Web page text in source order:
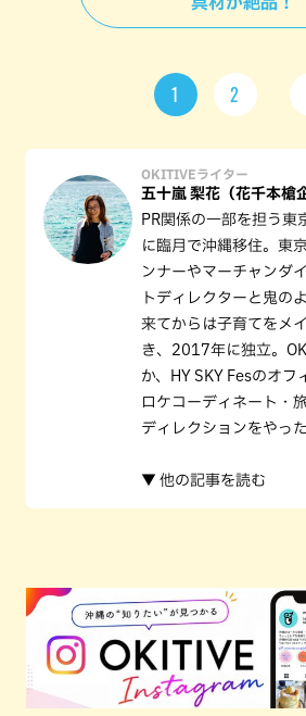
1 2
OKITIVEライター
五十嵐 梨花（花千本槍
PR関係の一部を担う
に臨月で沖縄移住。東
ンナーやマーチャンダ
トディレクターと鬼の
来てからは子育てをメ
き、2017年に独立。
か、HY SKY Fesのオフ
ロケコーディネート・
ディレクションをやった
▼ 他の記事を読む